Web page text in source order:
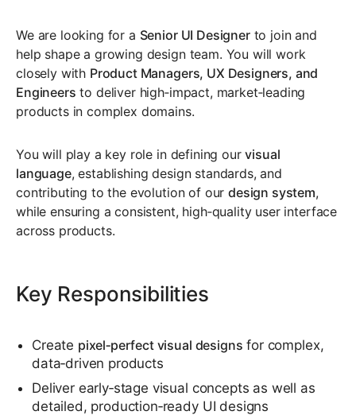
We are looking for a Senior UI Designerto join and
help shape a growing design team. You will work
closely with Product Managers, UX Designers, and
Engineers to deliver high‑impact, market‑leading
products in complex domains.
You will play a key role in defining ourvisual
language, establishing design standards, and
contributing to the evolution of ourdesign system,
while ensuring a consistent, high‑quality user interface
across products.
Key Responsibilities
Create pixel‑perfect visual designs for complex,
data‑driven products
Deliver early‑stage visual concepts as well as
detailed, production‑ready UI designs